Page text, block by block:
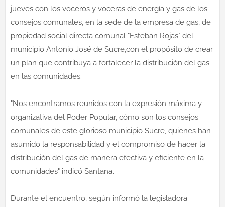
jueves con los voceros y voceras de energía y gas de los
consejos comunales, en la sede de la empresa de gas, de
propiedad social directa comunal "Esteban Rojas" del
municipio Antonio José de Sucre,con el propósito de crear
un plan que contribuya a fortalecer la distribución del gas
en las comunidades.
"Nos encontramos reunidos con la expresión máxima y
organizativa del Poder Popular, cómo son los consejos
comunales de este glorioso municipio Sucre, quienes han
asumido la responsabilidad y el compromiso de hacer la
distribución del gas de manera efectiva y eficiente en la
comunidades" indicó Santana.
Durante el encuentro, según informó la legisladora